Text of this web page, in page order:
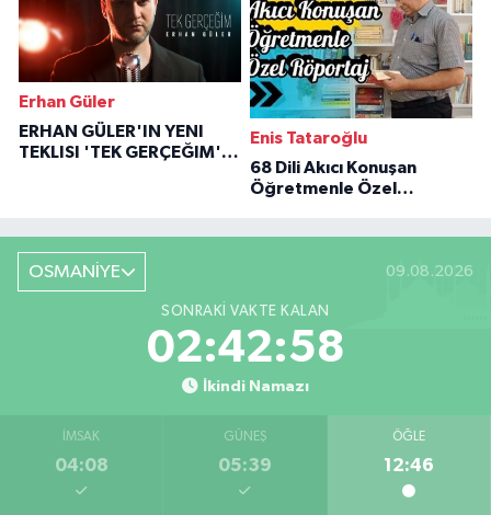
Erhan Güler
ERHAN GÜLER'IN YENI
TEKLISI 'TEK GERÇEĞIM'LE
Enis Tataroğlu
68 Dili Akıcı Konuşan
Öğretmenle Özel
OSMANİYE 09.08.2026
SONRAKI VAKTE KALAN
02:42:57
İkindi Namazı
İMSAK
04:08
GÜNEŞ
05:39
ÖĞLE
12:46